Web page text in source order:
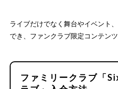
ライブだけでなく舞台やイベント
でき、ファンクラブ限定コンテンツ
ファミリークラブ「